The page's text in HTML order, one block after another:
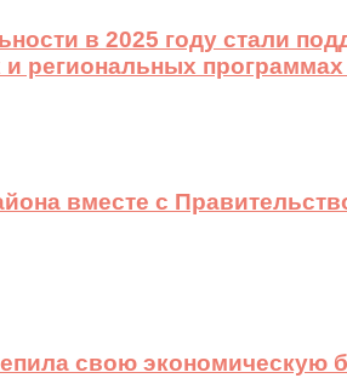
в 2025 году стали
региональных программах
вместе с
свою экономическую